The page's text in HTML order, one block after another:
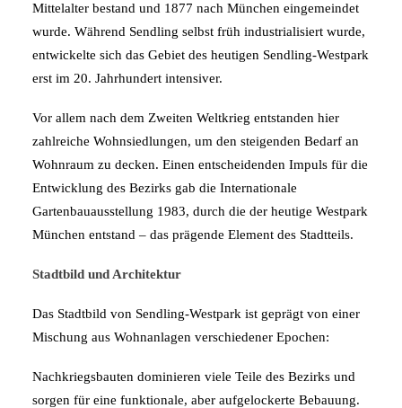
Mittelalter bestand und 1877 nach München eingemeindet
wurde. Während Sendling selbst früh industrialisiert wurde,
entwickelte sich das Gebiet des heutigen Sendling-Westpark
erst im 20. Jahrhundert intensiver.
Vor allem nach dem Zweiten Weltkrieg entstanden hier
zahlreiche Wohnsiedlungen, um den steigenden Bedarf an
Wohnraum zu decken. Einen entscheidenden Impuls für die
Entwicklung des Bezirks gab die Internationale
Gartenbauausstellung 1983, durch die der heutige Westpark
München entstand – das prägende Element des Stadtteils.
Stadtbild und Architektur
Das Stadtbild von Sendling-Westpark ist geprägt von einer
Mischung aus Wohnanlagen verschiedener Epochen:
Nachkriegsbauten dominieren viele Teile des Bezirks und
sorgen für eine funktionale, aber aufgelockerte Bebauung.